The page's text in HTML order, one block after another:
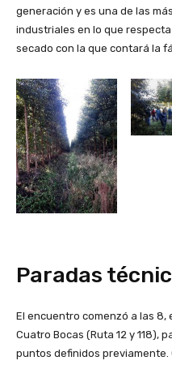
generación y es una de las
industriales en lo que
secado con la que contará la
Paradas
El encuentro comenzó a las 8,
Cuatro Bocas (Ruta 12 y 118),
puntos definidos previamente.